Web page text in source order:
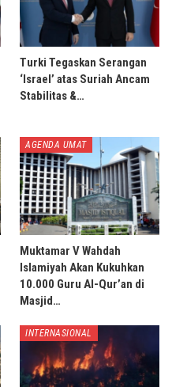
Turki Tegaskan Serangan
‘Israel’ atas Suriah Ancam
Stabilitas &…
AGENDA UMAT
Muktamar V Wahdah
Islamiyah Akan Kukuhkan
10.000 Guru Al-Qur’an di
Masjid…
INTERNASIONAL